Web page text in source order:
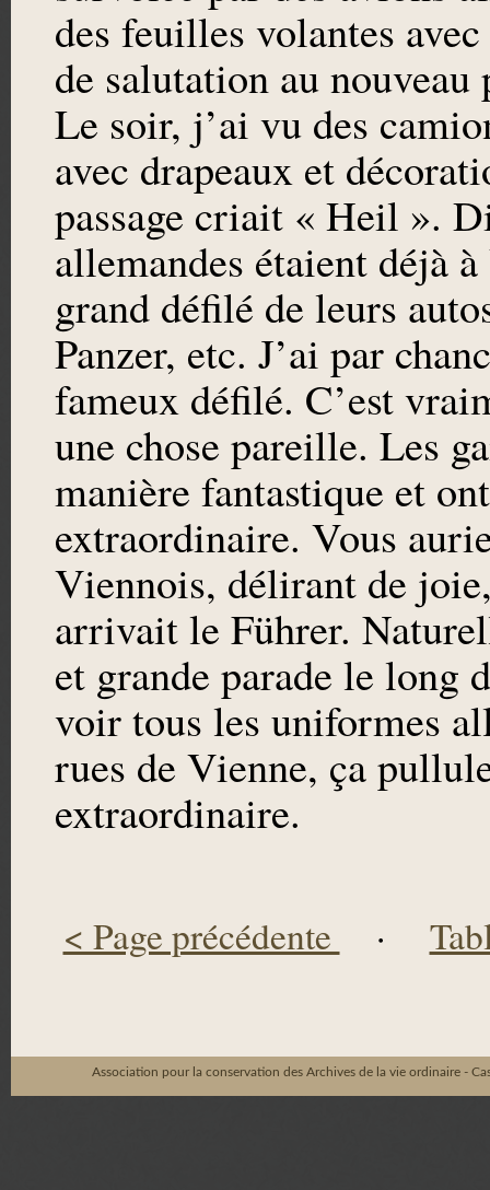
des feuilles volantes
de salutation au
Le soir, j’ai vu des
avec drapeaux et
passage criait « Heil ».
allemandes étaient déjà
grand défilé de leurs
Panzer, etc. J’ai par
fameux défilé. C’est
une chose pareille. Les
manière fantastique et
extraordinaire. Vous
Viennois, délirant de
arrivait le Führer.
et grande parade le long
voir tous les uniformes
rues de Vienne, ça
extraordinaire.
< Page précédente ·
Association pour la conservation des Archives de la vie ordinaire -